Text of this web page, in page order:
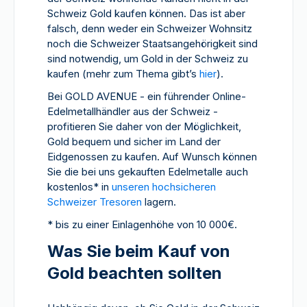
Schweiz Gold kaufen können. Das ist aber
falsch, denn weder ein Schweizer Wohnsitz
noch die Schweizer Staatsangehörigkeit sind
sind notwendig, um Gold in der Schweiz zu
kaufen (mehr zum Thema gibt’s hier).
Bei GOLD AVENUE - ein führender Online-
Edelmetallhändler aus der Schweiz -
profitieren Sie daher von der Möglichkeit,
Gold bequem und sicher im Land der
Eidgenossen zu kaufen. Auf Wunsch können
Sie die bei uns gekauften Edelmetalle auch
kostenlos* in unseren hochsicheren
Schweizer Tresoren lagern.
* bis zu einer Einlagenhöhe von 10 000€.
Was Sie beim Kauf von
Gold beachten sollten